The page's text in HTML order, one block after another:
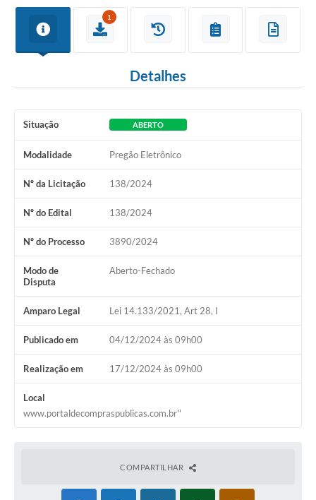
Turismo
Coleta seletiva - Informações
Legislação
Galeria de Fotos
Galeria de Vídeos
Gabinetes e Secretarias
Serviços Online
1
Detalhes
Situação ABERTO
Modalidade Pregão Eletrônico
Nº da Licitação 138/2024
Nº do Edital 138/2024
Nº do Processo 3890/2024
Modo de
Disputa
Aberto-Fechado
Amparo Legal Lei 14.133/2021, Art 28, I
Publicado em 04/12/2024 às 09h00
Realização em 17/12/2024 às 09h00
Local
www.portaldecompraspublicas.com.br''
COMPARTILHAR